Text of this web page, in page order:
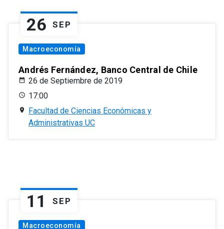
26 SEP
Macroeconomía
Andrés Fernández, Banco Central de Chile
26 de Septiembre de 2019
17:00
Facultad de Ciencias Económicas y
Administrativas UC
11 SEP
Macroeconomía